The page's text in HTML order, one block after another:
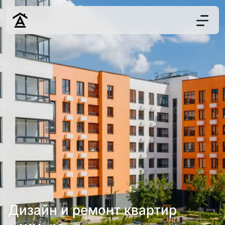
Дизайн
Ремонт
Цены
Наши работы
О нас
Контакты
г. Москва
8 (495) 109-
22-59
Обсудить
Дизайн и ремонт квартир